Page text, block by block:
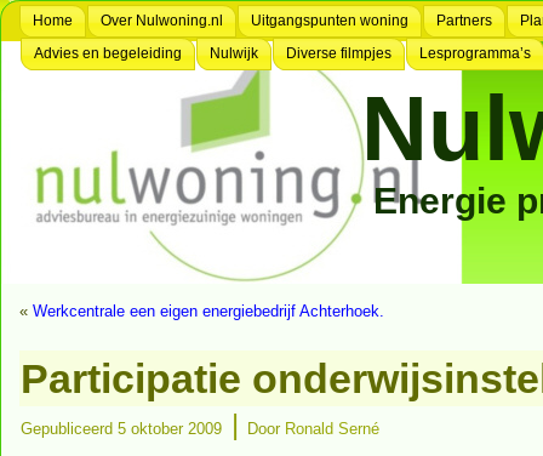
Home Over Nulwoning.nl Uitgangspunten woning Partners
Advies en begeleiding
Nulwijk Diverse filmpjes Lesprogramma’s
Energie
« Werkcentrale een eigen energiebedrijf Achterhoek.
Participatie
Gepubliceerd 5 oktober 2009 | Door Ronald Serné